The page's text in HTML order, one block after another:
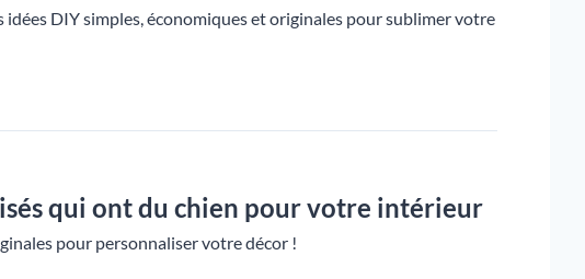
DIY simples, économiques et originales pour sublimer votre
qui ont du chien pour votre intérieur
pour personnaliser votre décor !